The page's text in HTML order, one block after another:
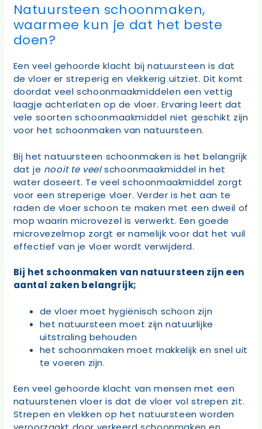
Natuursteen schoonmaken,
waarmee kun je dat het beste
doen?
Een veel gehoorde klacht bij natuursteen is dat
de vloer er streperig en vlekkerig uitziet. Dit komt
doordat veel schoonmaakmiddelen een vettig
laagje achterlaten op de vloer. Ervaring leert dat
vele soorten schoonmaakmiddel niet geschikt zijn
voor het schoonmaken van natuursteen.
Bij het natuursteen schoonmaken is het belangrijk
dat je nooit te veelschoonmaakmiddel in het
water doseert. Te veel schoonmaakmiddel zorgt
voor een streperige vloer. Verder is het aan te
raden de vloer schoon te maken met een dweil of
mop waarin microvezel is verwerkt. Een goede
microvezelmop zorgt er namelijk voor dat het vuil
effectief van je vloer wordt verwijderd.
Bij het schoonmaken van natuursteen zijn een
aantal zaken belangrijk;
de vloer moet hygiënisch schoon zijn
het natuursteen moet zijn natuurlijke
uitstraling behouden
het schoonmaken moet makkelijk en snel uit
te voeren zijn.
Een veel gehoorde klacht van mensen met een
natuurstenen vloer is dat de vloer vol strepen zit.
Strepen en vlekken op het natuursteen worden